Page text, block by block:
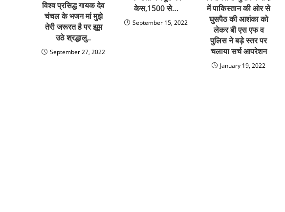
विश्व प्रसिद्ध गायक देव
चंचल के भजन मां मुझे
तेरी जरूरत है पर झूम
उठे श्रद्धालु..
September 27, 2022
केस,1500 से…
September 15, 2022
में पाकिस्तान की ओर से
घुसपैठ की आशंका को
लेकर बी एस एफ व
पुलिस ने बड़े स्तर पर
चलाया सर्च आपरेशन
January 19, 2022